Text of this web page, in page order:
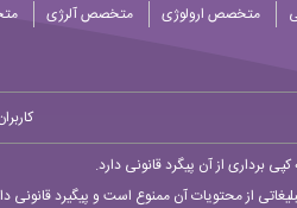
متخصص ارولوژی متخصص آلرژی
برداری از آن پیگرد قانونی دارد.
از محتویات آن ممنوع است و پیگیرد قانونی